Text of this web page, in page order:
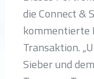
die Connect &
kommentierte
Transaktion.
Sieber und